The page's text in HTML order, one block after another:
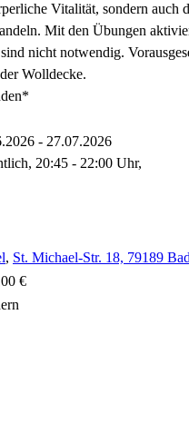
Vitalität, sondern auch
Mit den Übungen
nicht notwendig.
Wolldecke.
- 27.07.2026
20:45 - 22:00 Uhr,
, St. Michael-Str. 18, 79189
€